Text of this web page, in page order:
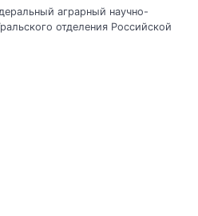
аграрный научно-
отделения Российской